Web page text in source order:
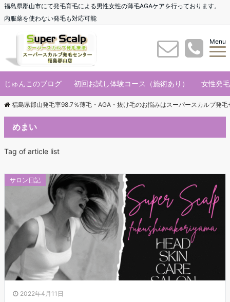
福島県郡山市にて発毛育毛による男性女性の薄毛AGAケアを行っております。
内服薬を使わない発毛も対応可能
Menu
じゅんこのブログ 初回お試し体験コース（施術あり） 女性発
福島県郡山発毛率98.7％薄毛・AGA・抜け毛のお悩みはスーパースカルプ発
めまい
Tag of article list
サロン日記
2022年4月11日